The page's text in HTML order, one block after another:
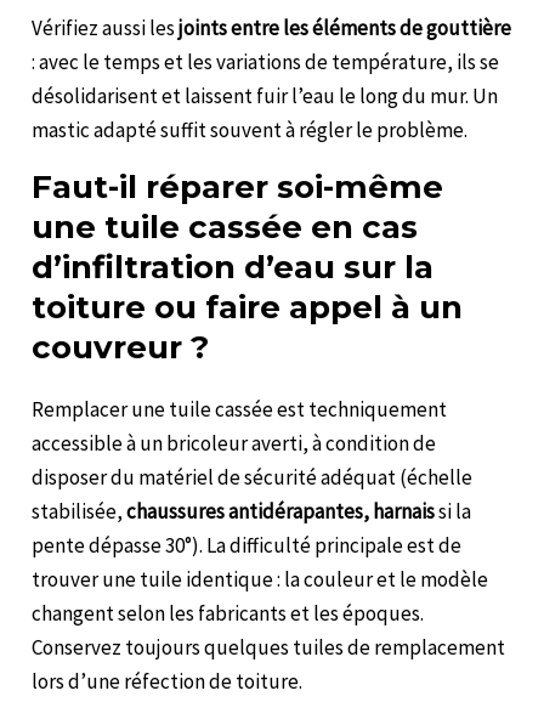
Vérifiez aussi lesjoints entre les éléments de gouttière
: avec le temps et les variations de température, ils se
désolidarisent et laissent fuir l’eau le long du mur. Un
mastic adapté suffit souvent à régler le problème.
Faut-il réparer soi-même
une tuile cassée en cas
d’infiltration d’eau sur la
toiture ou faire appel à un
couvreur ?
Remplacer une tuile cassée est techniquement
accessible à un bricoleur averti, à condition de
disposer du matériel de sécurité adéquat (échelle
stabilisée,chaussures antidérapantes, harnaissi la
pente dépasse 30°). La difficulté principale est de
trouver une tuile identique : la couleur et le modèle
changent selon les fabricants et les époques.
Conservez toujours quelques tuiles de remplacement
lors d’une réfection de toiture.